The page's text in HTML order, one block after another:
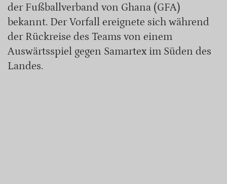
der Fußballverband von Ghana (GFA)
bekannt. Der Vorfall ereignete sich während
der Rückreise des Teams von einem
Auswärtsspiel gegen Samartex im Süden des
Landes.